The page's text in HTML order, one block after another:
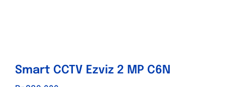
Smart CCTV Ezviz 2 MP C6N